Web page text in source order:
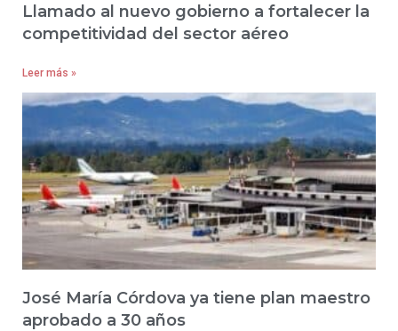
Llamado al nuevo gobierno a fortalecer la
competitividad del sector aéreo
Leer más »
José María Córdova ya tiene plan maestro
aprobado a 30 años